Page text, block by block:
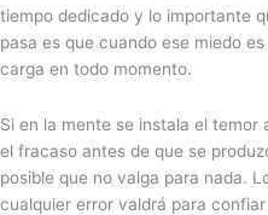
tiempo dedicado y lo importante
pasa es que cuando ese miedo
carga en todo momento.
Si en la mente se instala el temor
el fracaso antes de que se
posible que no valga para nada.
cualquier error valdrá para